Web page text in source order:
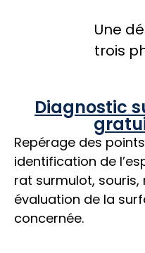
Une
trois
Diagnostic
Repérage des
identification de
rat surmulot, souris,
évaluation de la
concernée.